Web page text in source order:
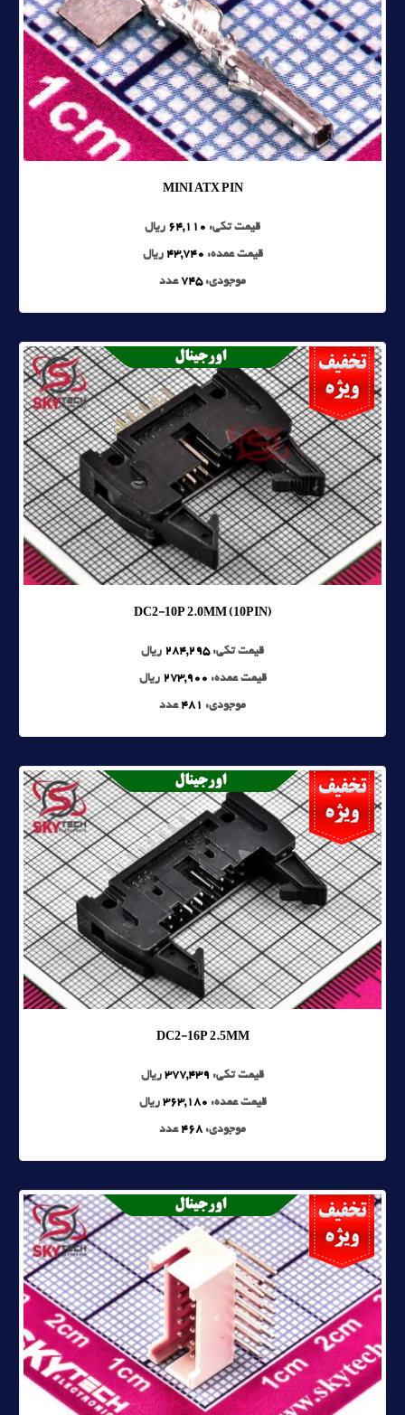
MINI ATX PIN
قیمت تکی: 64,110 ریال
قیمت عمده: 43,740 ریال
موجودی:745عدد
DC2-10P 2.0MM (10PIN)
قیمت تکی:284,295 ریال
قیمت عمده: 273,900 ریال
موجودی: 481 عدد
DC2-16P 2.5MM
قیمت تکی: 377,439 ریال
قیمت عمده: 363,180 ریال
موجودی: 468 عدد